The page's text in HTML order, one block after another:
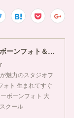
大阪ベビーフォト・ニューボーンフォト＆ママフォトグラファースクールぺぺほっぺ
魅力のスタジオフ
ォト 生まれてすぐ
ボーンフォト 大
クール